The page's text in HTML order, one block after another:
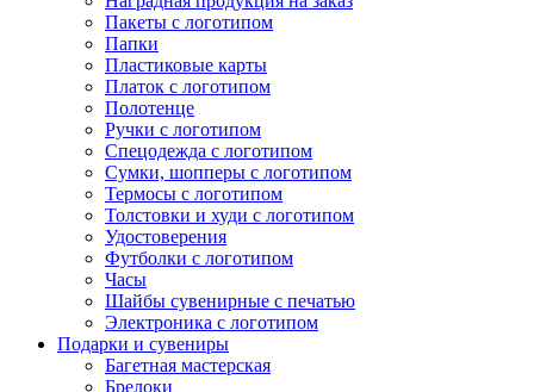
Пакеты с логотипом
Папки
Пластиковые карты
Платок с логотипом
Полотенце
Ручки с логотипом
Спецодежда с логотипом
Сумки, шопперы с логотипом
Термосы с логотипом
Толстовки и худи с логотипом
Удостоверения
Футболки с логотипом
Часы
Шайбы сувенирные с печатью
Электроника с логотипом
Подарки и сувениры
Багетная мастерская
Брелоки